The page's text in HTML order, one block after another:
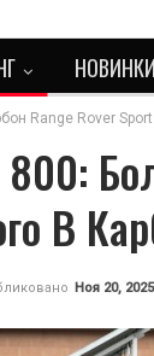
НОВИНКИ
Range Rover Sport
800:
В
Ноя 20, 2025